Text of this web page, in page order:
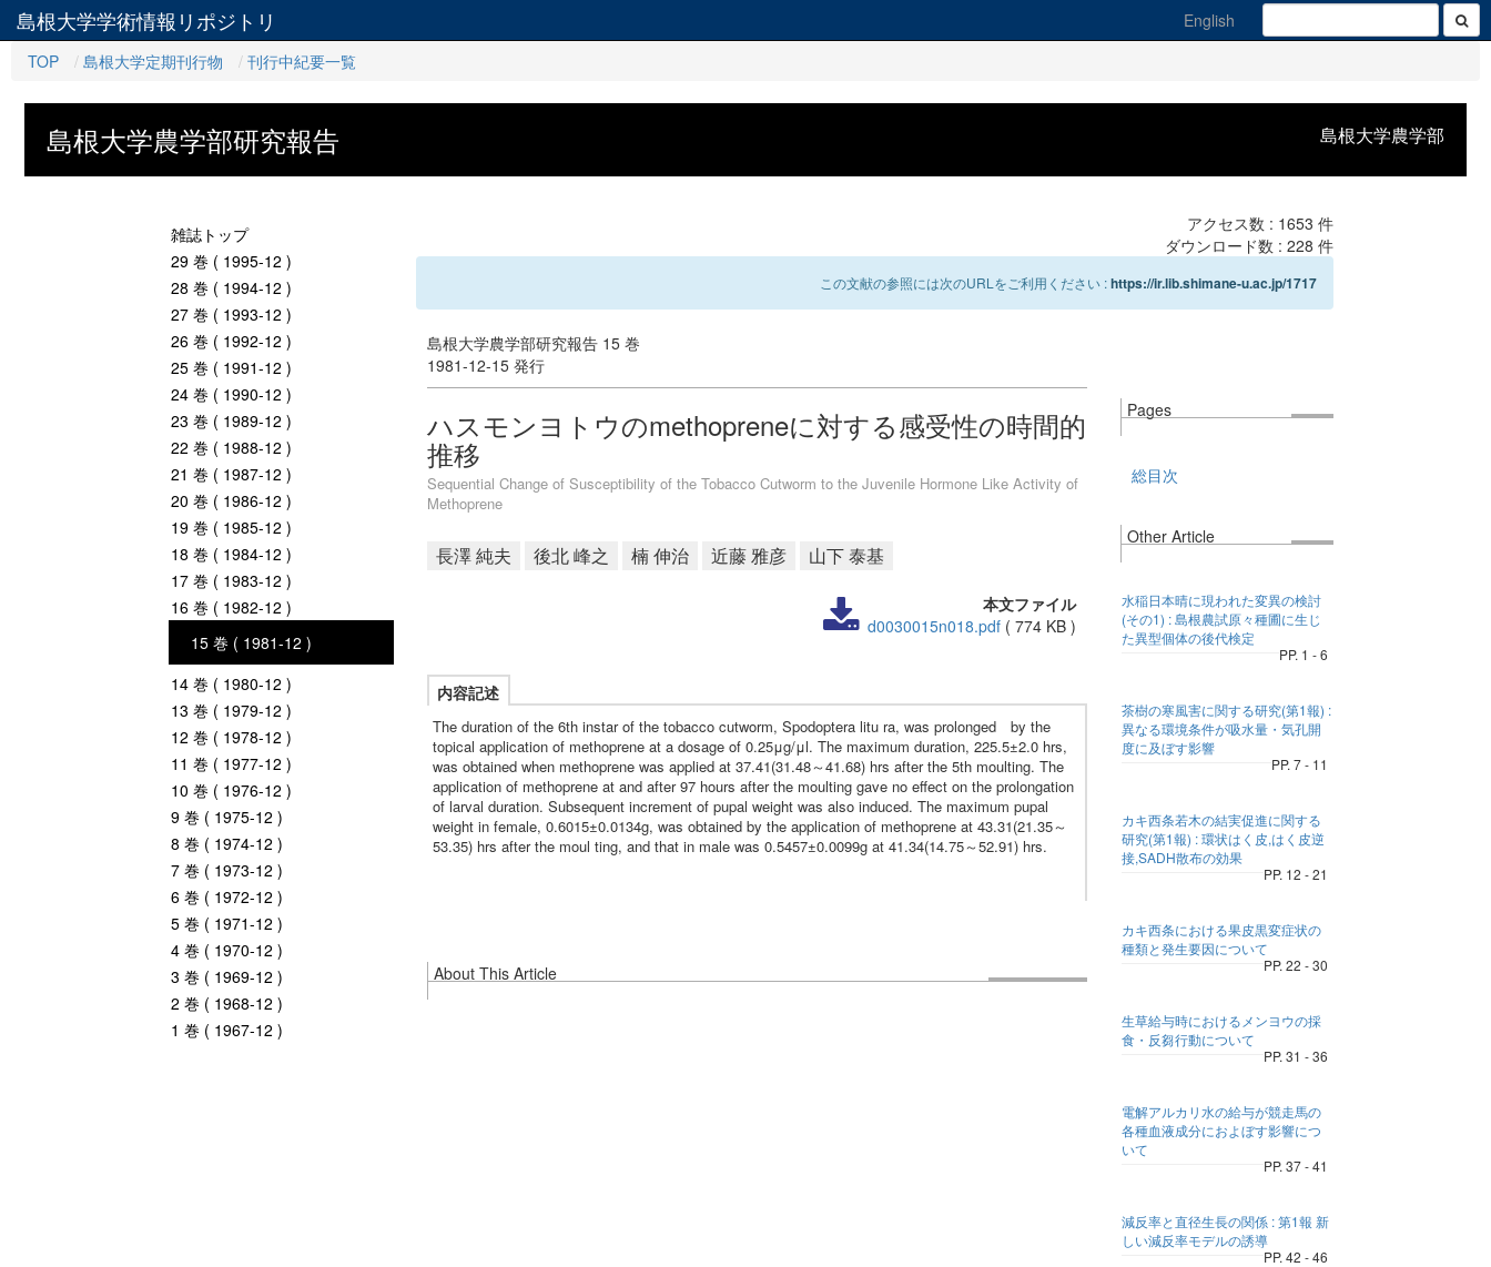
島根大学学術情報リポジトリ
English
TOP
島根大学定期刊行物 刊行中紀要一覧
島根大学農学部
島根大学農学部研究報告
雑誌トップ
29 巻 ( 1995-12 )
28 巻 ( 1994-12 )
27 巻 ( 1993-12 )
26 巻 ( 1992-12 )
25 巻 ( 1991-12 )
24 巻 ( 1990-12 )
23 巻 ( 1989-12 )
22 巻 ( 1988-12 )
21 巻 ( 1987-12 )
20 巻 ( 1986-12 )
19 巻 ( 1985-12 )
18 巻 ( 1984-12 )
17 巻 ( 1983-12 )
16 巻 ( 1982-12 )
15 巻 ( 1981-12 )
14 巻 ( 1980-12 )
13 巻 ( 1979-12 )
12 巻 ( 1978-12 )
11 巻 ( 1977-12 )
10 巻 ( 1976-12 )
9 巻 ( 1975-12 )
8 巻 ( 1974-12 )
7 巻 ( 1973-12 )
6 巻 ( 1972-12 )
5 巻 ( 1971-12 )
4 巻 ( 1970-12 )
3 巻 ( 1969-12 )
2 巻 ( 1968-12 )
1 巻 ( 1967-12 )
アクセス数 : 1653 件
ダウンロード数 : 228 件
この文献の参照には次のURLをご利用ください :https://ir.lib.shimane-u.ac.jp/1717
島根大学農学部研究報告 15 巻
1981-12-15 発行
ハスモンヨトウのmethopreneに対する感受性の時間的
推移
Sequential Change of Susceptibility of the Tobacco Cutworm to the Juvenile Hormone Like Activity of
Methoprene
長澤 純夫 後北 峰之 楠 伸治 近藤 雅彦 山下 泰基
本文ファイル
d0030015n018.pdf (774 KB )
内容記述
The duration of the 6th instar of the tobacco cutworm, Spodoptera litu ra, was prolonged by the
topical application of methoprene at a dosage of 0.25μg/μl. The maximum duration, 225.5±2.0 hrs,
was obtained when methoprene was applied at 37.41(31.48～41.68) hrs after the 5th moulting. The
application of methoprene at and after 97 hours after the moulting gave no effect on the prolongation
of larval duration. Subsequent increment of pupal weight was also induced. The maximum pupal
weight in female, 0.6015±0.0134g, was obtained by the application of methoprene at 43.31(21.35～
53.35) hrs after the moul ting, and that in male was 0.5457±0.0099g at 41.34(14.75～52.91) hrs.
About This Article
Pages
総目次
Other Article
水稲日本晴に現われた変異の検討
(その1) : 島根農試原々種圃に生じ
た異型個体の後代検定
PP. 1 - 6
茶樹の寒風害に関する研究(第1報) :
異なる環境条件が吸水量・気孔開
度に及ぼす影響
PP. 7 - 11
カキ西条若木の結実促進に関する
研究(第1報) : 環状はく皮,はく皮逆
接,SADH散布の効果
PP. 12 - 21
カキ西条における果皮黒変症状の
種類と発生要因について
PP. 22 - 30
生草給与時におけるメンヨウの採
食・反芻行動について
PP. 31 - 36
電解アルカリ水の給与が競走馬の
各種血液成分におよぼす影響につ
いて
PP. 37 - 41
減反率と直径生長の関係 : 第1報 新
しい減反率モデルの誘導
PP. 42 - 46